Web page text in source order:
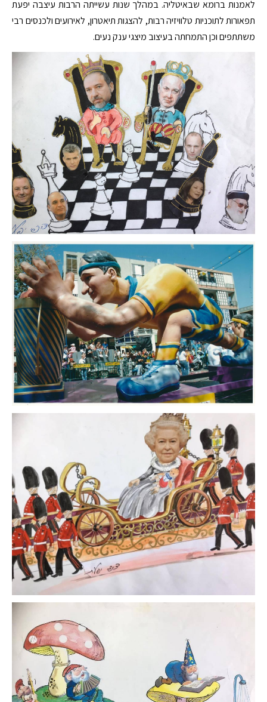
לאמנות ברומא שבאיטליה. במהלך שנות עשייתה הרבות עיצבה יפעת
תפאורות לתוכניות טלוויזיה רבות, להצגות תיאטרון, לאירועים ולכנסים רבי
משתתפים וכן התמחתה בעיצוב מיצגי ענק נעים.